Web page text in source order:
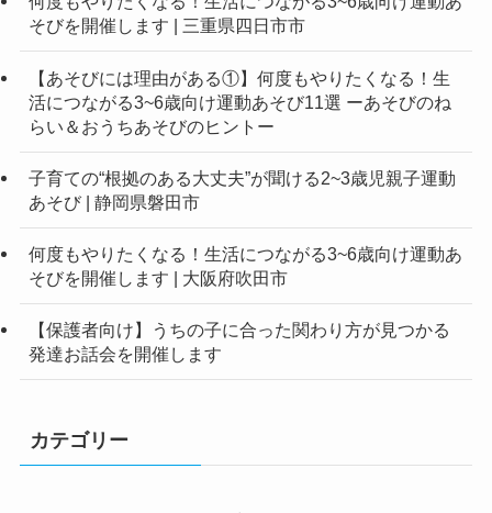
そびを開催します | 三重県四日市市
【あそびには理由がある①】何度もやりたくなる！生
活につながる3~6歳向け運動あそび11選 ーあそびのね
らい＆おうちあそびのヒントー
子育ての“根拠のある大丈夫”が聞ける2~3歳児親子運動
あそび | 静岡県磐田市
何度もやりたくなる！生活につながる3~6歳向け運動あ
そびを開催します | 大阪府吹田市
【保護者向け】うちの子に合った関わり方が見つかる
発達お話会を開催します
カテゴリー